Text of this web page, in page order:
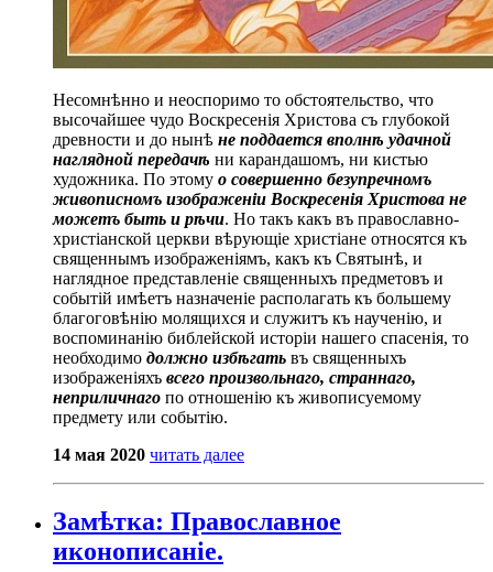
Несомнѣнно и неоспоримо то обстоятельство, что
высочайшее чудо Воскресенія Христова съ глубокой
древности и до нынѣ не поддается вполнѣ удачной
наглядной передачѣ ни карандашомъ, ни кистью
художника. По этому о совершенно безупречномъ
живописномъ изображеніи Воскресенія Христова не
можетъ быть и рѣчи. Но такъ какъ въ православно-
христіанской церкви вѣрующіе христіане относятся къ
священнымъ изображеніямъ, какъ къ Святынѣ, и
наглядное представленіе священныхъ предметовъ и
событій имѣетъ назначеніе располагать къ большему
благоговѣнію молящихся и служитъ къ наученію, и
воспоминанію библейской исторіи нашего спасенія, то
необходимо должно избѣгать въ священныхъ
изображеніяхъ всего произвольнаго, страннаго,
неприличнаго по отношенію къ живописуемому
предмету или событію.
14 мая 2020 читать далее
Замѣтка: Православное
иконописаніе.